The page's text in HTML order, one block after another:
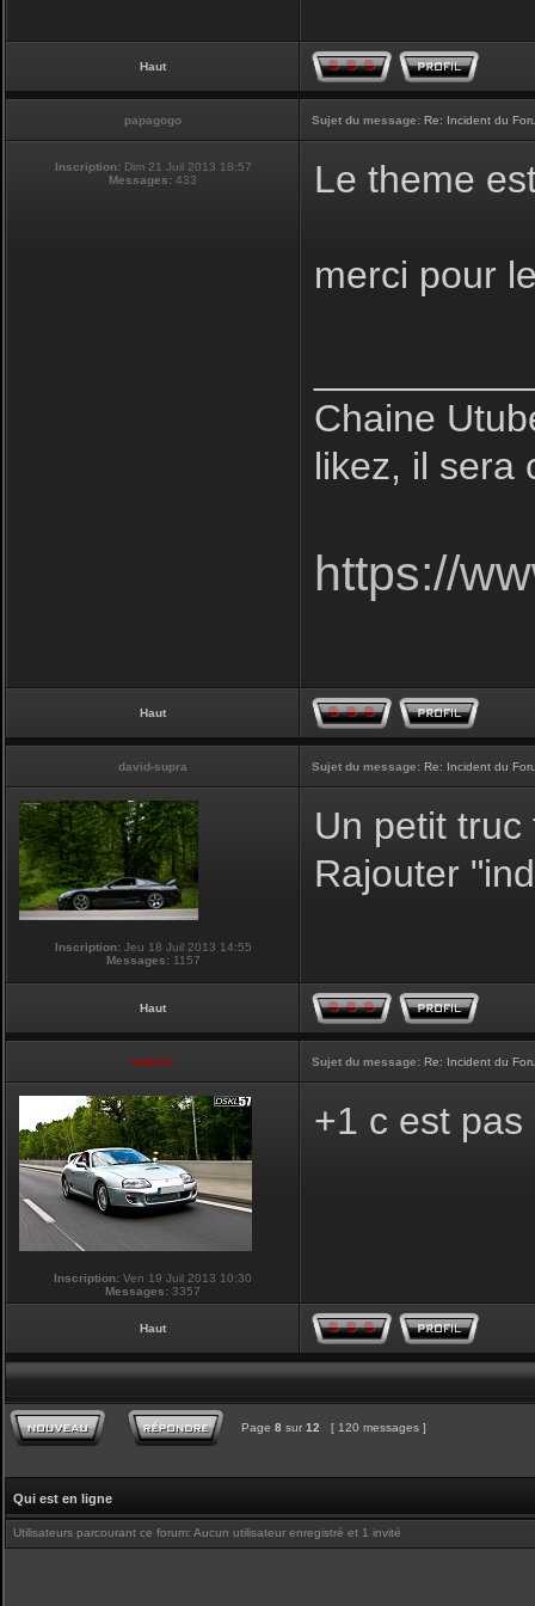
Haut
papagogo Sujet du message: Re: Incident du
Inscription: Dim 21 Juil 2013 18:57
Messages: 433 Le theme
merci pour
Chaine
likez, il sera
https://
Haut
david-supra Sujet du message: Re: Incident du
Inscription:Jeu 18 Juil 2013 14:55
Messages:1157
Un petit
Rajouter
Haut
touti-17 Sujet du message: Re: Incident du
Inscription: Ven 19 Juil 2013 10:30
Messages: 3357
+1 c est
Haut
Page 8 sur 12 [ 120 messages ]
Qui est en ligne
Utilisateurs parcourant ce forum: Aucun utilisateur enregistré et 1 invité